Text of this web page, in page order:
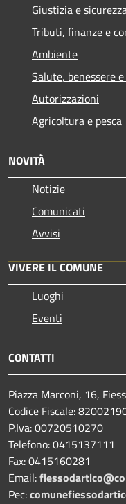
Giustizia e
Tributi, finanze e
Ambiente
Salute, benessere
Autorizzazioni
Agricoltura e pesca
NOVITÀ
Notizie
Comunicati
Avvisi
VIVERE IL COMUNE
Luoghi
Eventi
CONTATTI
Piazza Marconi, 16,
Codice Fiscale:
P.Iva: 00720510270
Telefono:0415137111
Fax:0415160281
Email:
Pec: